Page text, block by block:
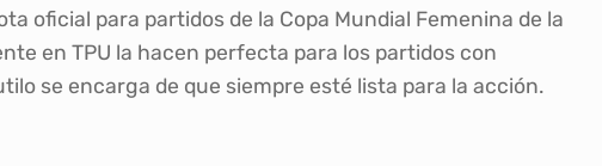
oficial para partidos de la Copa Mundial Femenina de la
en TPU la hacen perfecta para los partidos con
se encarga de que siempre esté lista para la acción.